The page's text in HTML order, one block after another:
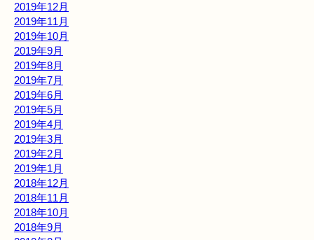
2019年12月
2019年11月
2019年10月
2019年9月
2019年8月
2019年7月
2019年6月
2019年5月
2019年4月
2019年3月
2019年2月
2019年1月
2018年12月
2018年11月
2018年10月
2018年9月